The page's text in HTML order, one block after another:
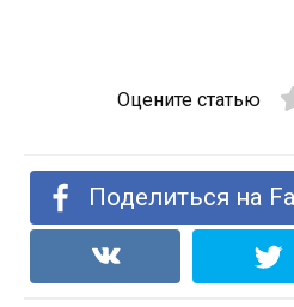
Оцените статью
Поделиться на